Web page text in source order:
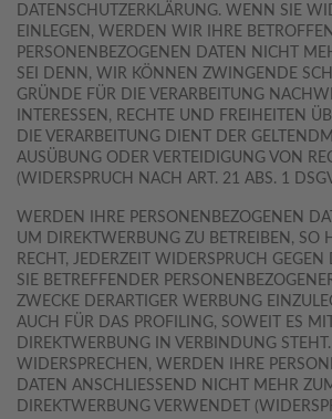
DATENSCHUTZERKLÄRUNG. WENN SIE
EINLEGEN, WERDEN WIR IHRE
PERSONENBEZOGENEN DATEN NICHT
SEI DENN, WIR KÖNNEN ZWINGENDE
GRÜNDE FÜR DIE VERARBEITUNG
INTERESSEN, RECHTE UND FREIHEITEN
DIE VERARBEITUNG DIENT DER
AUSÜBUNG ODER VERTEIDIGUNG VON
(WIDERSPRUCH NACH ART. 21 ABS. 1
WERDEN IHRE PERSONENBEZOGENEN
UM DIREKTWERBUNG ZU BETREIBEN, SO
RECHT, JEDERZEIT WIDERSPRUCH GEGEN
SIE BETREFFENDER
ZWECKE DERARTIGER WERBUNG
AUCH FÜR DAS PROFILING, SOWEIT ES
DIREKTWERBUNG IN VERBINDUNG
WIDERSPRECHEN, WERDEN IHRE
DATEN ANSCHLIESSEND NICHT MEHR
DIREKTWERBUNG VERWENDET